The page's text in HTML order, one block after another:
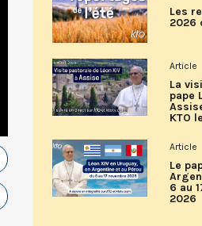
Les
2026
Article
La
pape
KTO
Article
Le
6 au
2026